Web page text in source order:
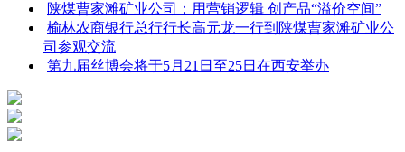
陕煤曹家滩矿业公司：用营销逻辑 创产品“溢价空间”
榆林农商银行总行行长高元龙一行到陕煤曹家滩矿业公
司‌参观交流
第九届丝博会将于5月21日至25日在西安举办